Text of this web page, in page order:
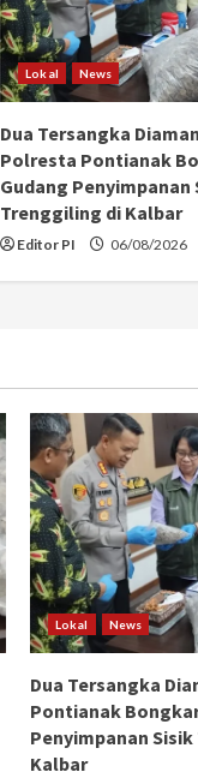
Lokal News
Dua Tersangka
Polresta Pontianak
Gudang Penyimpanan
Trenggiling di Kalbar
Editor PI 06/08/2026
Lokal News
Dua Tersangka
Pontianak
Penyimpanan
Kalbar